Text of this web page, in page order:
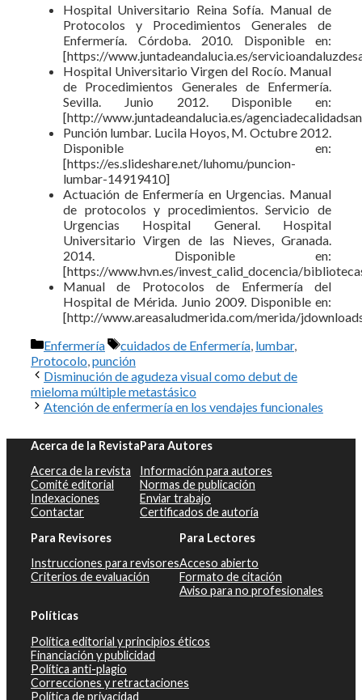
Hospital Universitario Reina Sofía. Manual de
Protocolos y Procedimientos Generales de
Enfermería. Córdoba. 2010. Disponible en:
[https://www.juntadeandalucia.es/
Hospital Universitario Virgen del Rocío. Manual
de Procedimientos Generales de Enfermería.
Sevilla. Junio 2012. Disponible en:
[http://www.juntadeandalucia.es/
Punción lumbar. Lucila Hoyos, M. Octubre 2012.
Disponible en:
[https://es.slideshare.net/luhomu/puncion-
lumbar-14919410]
Actuación de Enfermería en Urgencias. Manual
de protocolos y procedimientos. Servicio de
Urgencias Hospital General. Hospital
Universitario Virgen de las Nieves, Granada.
2014. Disponible en:
[https://www.hvn.es/invest_calid_docencia/
Manual de Protocolos de Enfermería del
Hospital de Mérida. Junio 2009. Disponible en:
[http://www.areasaludmerida.com/merida/
Categorías
Enfermería Etiquetas
cuidados de Enfermería lumbar,
Protocolo punción
Disminución de agudeza visual como debut de
mieloma múltiple metastásico
Atención de enfermería en los vendajes funcionales
Acerca de la Revista
Acerca de la revista
Comité editorial
Indexaciones
Contactar
Para Autores
Información para autores
Normas de publicación
Enviar trabajo
Certificados de autoría
Para Revisores
Instrucciones para revisores
Criterios de evaluación
Para Lectores
Acceso abierto
Formato de citación
Aviso para no profesionales
Políticas
Política editorial y principios éticos
Financiación y publicidad
Política anti-plagio
Correcciones y retractaciones
Política de privacidad